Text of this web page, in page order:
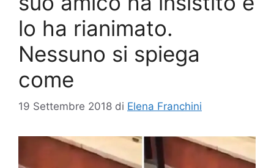
lo ha rianimato.
Nessuno si spiega
come
19 Settembre 2018 di Elena Franchini